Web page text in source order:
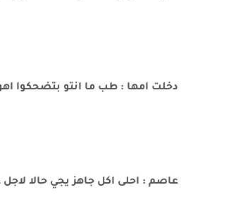
دخلت امها : طب ما انتو بتضحكوا
عاصم : احلى اكل جاهز يجي حالا لاجل